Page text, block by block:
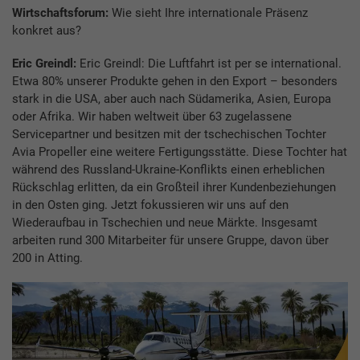
Wirtschaftsforum: Wie sieht Ihre internationale Präsenz
konkret aus?
Eric Greindl: Eric Greindl: Die Luftfahrt ist per se international.
Etwa 80% unserer Produkte gehen in den Export – besonders
stark in die USA, aber auch nach Südamerika, Asien, Europa
oder Afrika. Wir haben weltweit über 63 zugelassene
Servicepartner und besitzen mit der tschechischen Tochter
Avia Propeller eine weitere Fertigungsstätte. Diese Tochter hat
während des Russland-Ukraine-Konflikts einen erheblichen
Rückschlag erlitten, da ein Großteil ihrer Kundenbeziehungen
in den Osten ging. Jetzt fokussieren wir uns auf den
Wiederaufbau in Tschechien und neue Märkte. Insgesamt
arbeiten rund 300 Mitarbeiter für unsere Gruppe, davon über
200 in Atting.